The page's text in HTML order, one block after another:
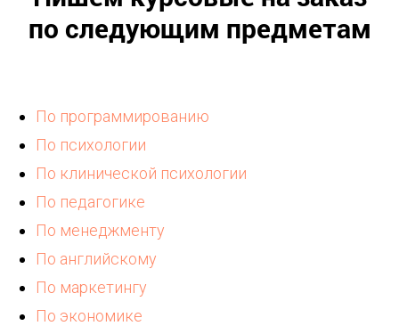
по следующим предметам
По программированию
По психологии
По клинической психологии
По педагогике
По менеджменту
По английскому
По маркетингу
По экономике